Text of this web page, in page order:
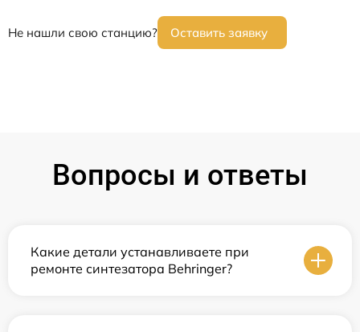
Не нашли свою станцию? Оставить заявку
Вопросы и ответы
Какие детали устанавливаете при
ремонте синтезатора Behringer?